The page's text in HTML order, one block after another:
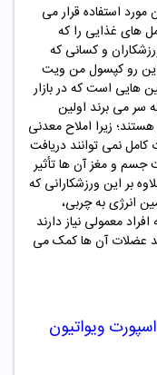
استفاده قرار می
های غذایی را که
و کسانی که
رو کپسول من ویت
هایی است که در بازار
سر می برند اولین
زیرا املاح معدنی
نمی توانند دریافت
جسم و مغز آن ها تأثیر
بر این ورزشکارانی که
انرژی به چربی،
معمولی نیاز دارند
عضلات آن ها کمک می
ویواتیون